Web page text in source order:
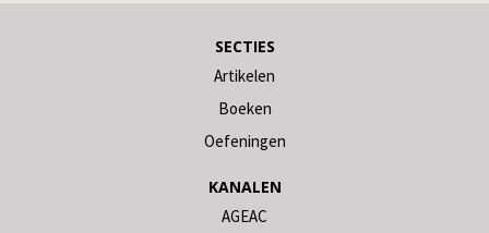
SECTIES
Artikelen
Boeken
Oefeningen
KANALEN
AGEAC